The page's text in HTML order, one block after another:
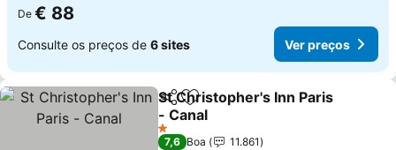
De € 88
Consulte os preços de 6 sites Ver preços
PartilharAdicionar aos favoritos
St Christopher's Inn Paris
- Canal
Ver preços
1 Estrelas
7,6 Boa
11.861